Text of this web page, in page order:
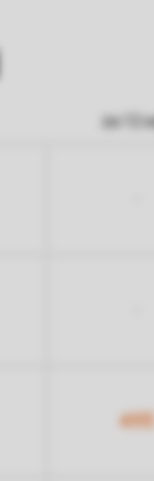
za 12
493